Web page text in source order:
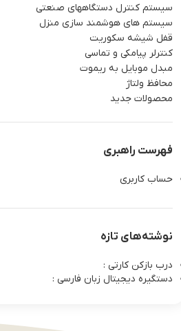
سیستم کنترل دستگاههای صنعتی
سیستم های هوشمند سازی منزل
قفل شیشه سکوریت
کنترلر پیامکی و تماسی
مبدل موبایل به ریموت
محافظ ولتاژ
محصولات جدید
فهرست راهبری
حساب کاربری
نوشته‌های تازه
درب بازکن کارتی :
دستگیره دیجیتال زبان فارسی :